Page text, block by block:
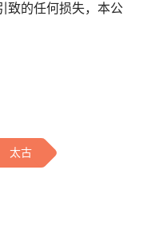
致的任何损失，本公
太古